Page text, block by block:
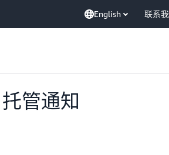
English 联系
管通知